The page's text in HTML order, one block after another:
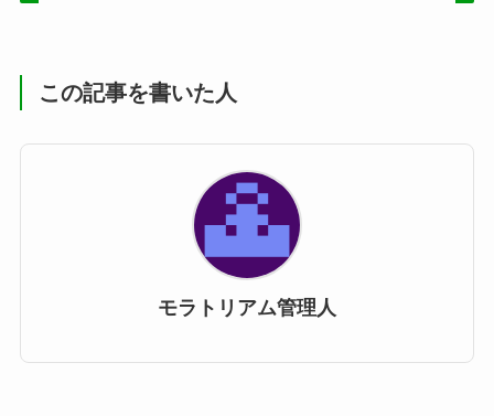
この記事を書いた人
モラトリアム管理人